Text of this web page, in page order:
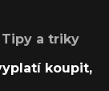
Tipy a triky
koupit,